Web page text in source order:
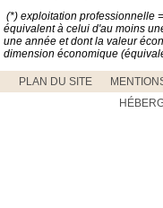
(*) exploitation professionnelle
équivalent à celui d'au moins
une année et dont la valeur
dimension économique
PLAN DU SITE